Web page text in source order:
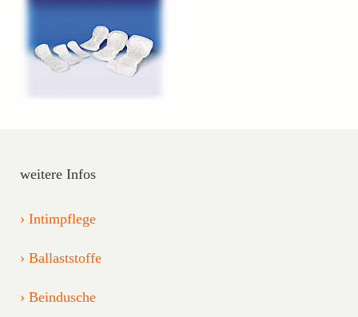
weitere Infos
Intimpflege
Ballaststoffe
Beindusche